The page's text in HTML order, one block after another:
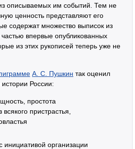
описываемых им событий. Тем не
ценность представляют его
содержат множество выписок из
впервые опубликованных
из этих рукописей теперь уже не
А. С. Пушкин так оценил
России:
простота
пристрастья,
инициативой организации